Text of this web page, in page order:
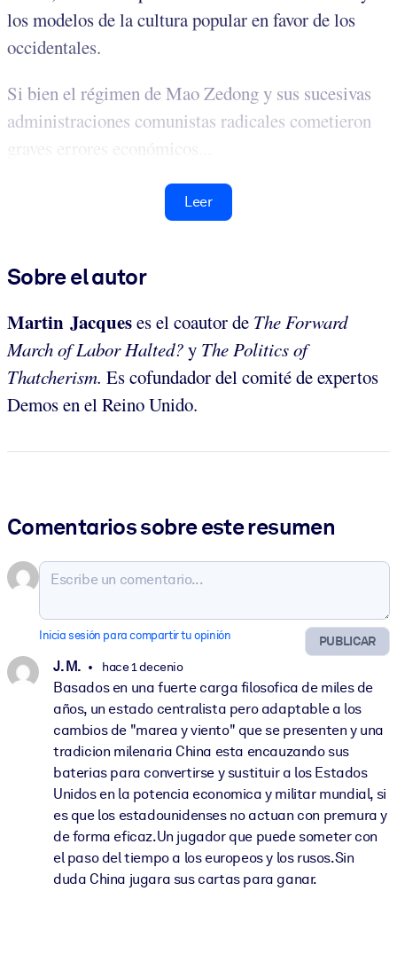
los modelos de la cultura popular en favor de los
occidentales.
Si bien el régimen de Mao Zedong y sus sucesivas
administraciones comunistas radicales cometieron
graves errores económicos...
Leer
Sobre el autor
Martin Jacqueses el coautor de The Forward
March of Labor Halted?y The Politics of
Thatcherism. Es cofundador del comité de expertos
Demos en el Reino Unido.
Comentarios sobre este resumen
PUBLICAR
Inicia sesión para compartir tu opinión
J. M. hace 1 decenio
Basados en una fuerte carga filosofica de miles de
años, un estado centralista pero adaptable a los
cambios de "marea y viento" que se presenten y una
tradicion milenaria China esta encauzando sus
baterias para convertirse y sustituir a los Estados
Unidos en la potencia economica y militar mundial, si
es que los estadounidenses no actuan con premura y
de forma eficaz.Un jugador que puede someter con
el paso del tiempo a los europeos y los rusos.Sin
duda China jugara sus cartas para ganar.